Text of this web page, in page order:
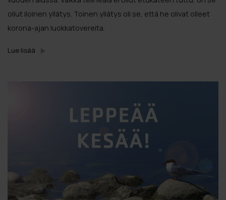
ollut iloinen yllätys. Toinen yllätys oli se, että he olivat olleet
korona-ajan luokkatovereita.
Lue lisää